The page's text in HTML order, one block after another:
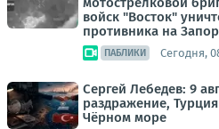
войск "Восток"
противника на
ПАБЛИКИ Сегодня,
Сергей Лебедев: 9
раздражение,
Чёрном море